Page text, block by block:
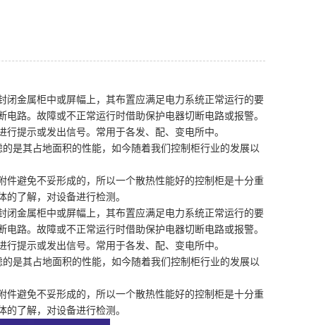
金属柜中或屏幅上，其布置应满足电力系统正常运行的要
路。故障或不正常运行时借助保护电器切断电路或报警。
提示或发出信号。常用于各发、配、变电所中。
是其占地面积的性能，如今随着我们控制柜行业的发展以
避免不妥形成的，所以一个散热性能好的控制柜是十分重
了解，对设备进行检测。
金属柜中或屏幅上，其布置应满足电力系统正常运行的要
路。故障或不正常运行时借助保护电器切断电路或报警。
提示或发出信号。常用于各发、配、变电所中。
是其占地面积的性能，如今随着我们控制柜行业的发展以
避免不妥形成的，所以一个散热性能好的控制柜是十分重
了解，对设备进行检测。